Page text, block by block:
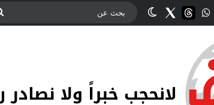
‫TikTokواتسابthreads
Twitterالوضع المظلم